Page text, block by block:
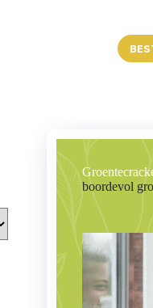
boordevol